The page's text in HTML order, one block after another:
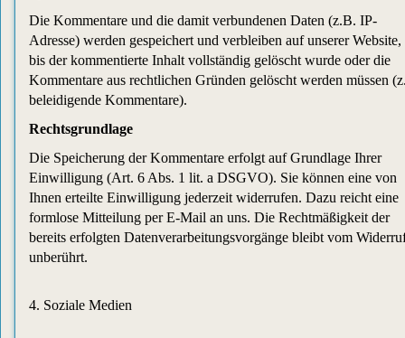
Die Kommentare und die damit verbundenen Daten (z.B. IP-
Adresse) werden gespeichert und verbleiben auf unserer Website,
bis der kommentierte Inhalt vollständig gelöscht wurde oder die
Kommentare aus rechtlichen Gründen gelöscht werden müssen
beleidigende Kommentare).
Rechtsgrundlage
Die Speicherung der Kommentare erfolgt auf Grundlage Ihrer
Einwilligung (Art. 6 Abs. 1 lit. a DSGVO). Sie können eine von
Ihnen erteilte Einwilligung jederzeit widerrufen. Dazu reicht eine
formlose Mitteilung per E-Mail an uns. Die Rechtmäßigkeit der
bereits erfolgten Datenverarbeitungsvorgänge bleibt vom
unberührt.
4. Soziale Medien